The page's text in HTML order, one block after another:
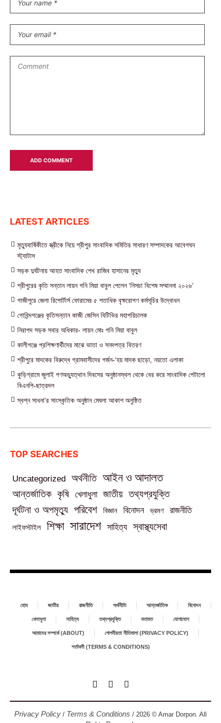
LATEST ARTICLES
মৃত্যুবার্ষিকীতে স্ত্রীকে নিয়ে শ্রীপুর সাংবাদিক সমিতির সাধারণ সম্পাদকের আবেগঘন
স্ট্যাটাস
সড়ক দুর্ঘটনায় আহত সাংবাদিক শেখ রাজিব হাসানের মৃত্যু
শ্রীপুরের কৃতি সন্তান লায়ন গনি মিয়া বাবুল পেলেন ‘নিসচা বিশেষ সম্মাননা ২০২৬’
গাজীপুরে জেলা রিপোর্টার্স ফোরামের ৫ শতাধিক বৃক্ষরোপণ কর্মসূচির উদ্বোধন
গোবিন্দগঞ্জের কৃতিসন্তান কাজী জেসিন বিটিভির মহাপরিচালক
নিরাপদ সড়ক সবার অধিকার- লায়ন মোঃ গনি মিয়া বাবুল
কালীগঞ্জে প্রশিক্ষণার্থীদের মাঝে ভাতা ও সনদপত্র বিতরণ
শ্রীপুরে মাদকের বিরুদ্ধে গ্রামবাসীদের গর্জন-‘হয় মাদক ছাড়ো, নয়তো এলাকা
কুড়িগ্রামে জুলাই গণঅভ্যুত্থান দিবসের অনুষ্ঠানস্থল থেকে বের করে সাংবাদিক পেটালো
বিএনপি-ছাত্রদল
স্বপ্ন সাধনা’র সাংস্কৃতিক অনুষ্ঠান মেঘলা আকাশ অনুষ্ঠিত
TOP SEARCHES
Uncategorized অর্থনীতি আইন ও আদালত
আন্তর্জাতিক কৃষি খেলাধুলা জাতীয় তথ্যপ্রযুক্তি
দূর্ঘটনা ও অপমৃত্যু পরিবেশ বিজ্ঞান বিনোদন ভ্রমণ রাজনীতি
লাইফস্টাইল শিক্ষা সারাদেশ সাহিত্য স্বাস্থ্যসেবা
হোম জাতীয় রাজনীতি অর্থনীতি আন্তর্জাতিক বিনোদন
খেলাধুলা সাহিত্য তথ্যপ্রযুক্তি মতামত যোগাযোগ
আমাদের সম্পর্কে (ABOUT) গোপনীয়তা নীতিমালা (PRIVACY POLICY)
শর্তাবলী (TERMS & CONDITIONS)
Privacy Policy / Terms & Conditions / 2026 © Amar Dorpon. All